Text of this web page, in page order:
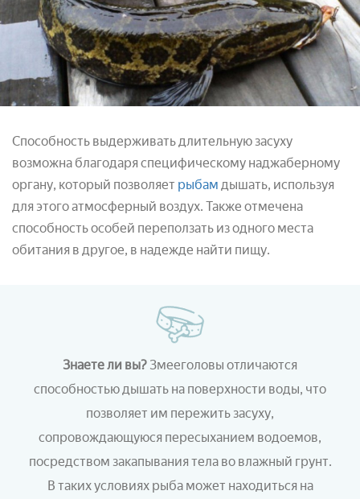
Способность выдерживать длительную засуху
возможна благодаря специфическому наджаберному
органу, который позволяет рыбам дышать, используя
для этого атмосферный воздух. Также отмечена
способность особей переползать из одного места
обитания в другое, в надежде найти пищу.
Знаете ли вы? Змееголовы отличаются
способностью дышать на поверхности воды, что
позволяет им пережить засуху,
сопровождающуюся пересыханием водоемов,
посредством закапывания тела во влажный грунт.
В таких условиях рыба может находиться на